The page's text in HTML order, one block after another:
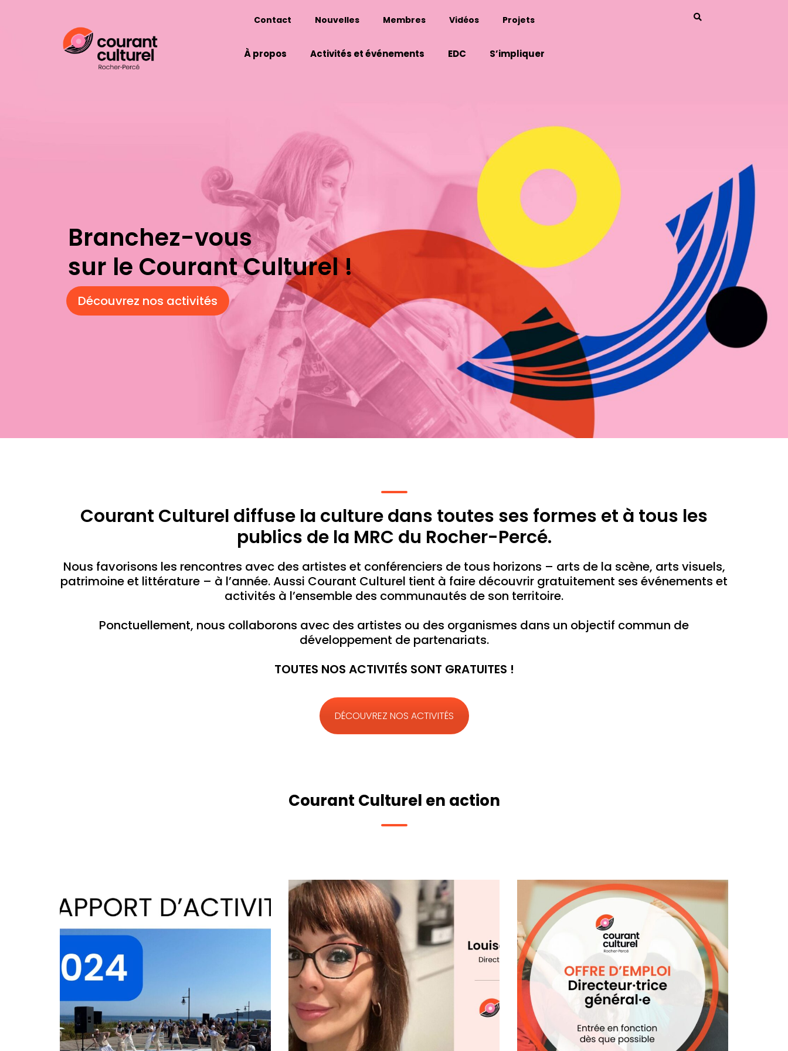
Contact Nouvelles Membres Vidéos Projets
À propos Activités et événements EDC S’impliquer
Découvrez nos activités
Branchez-vous
sur le Courant Culturel !
Courant Culturel diffuse la culture dans toutes ses formes et à tous les
publics de la MRC du Rocher-Percé.
Nous favorisons les rencontres avec des artistes et conférenciers de tous horizons – arts de la scène, arts visuels,
patrimoine et littérature – à l’année. Aussi Courant Culturel tient à faire découvrir gratuitement ses événements et
activités à l’ensemble des communautés de son territoire.
Ponctuellement, nous collaborons avec des artistes ou des organismes dans un objectif commun de
développement de partenariats.
TOUTES NOS ACTIVITÉS SONT GRATUITES !
DÉCOUVREZ NOS ACTIVITÉS
Courant Culturel en action